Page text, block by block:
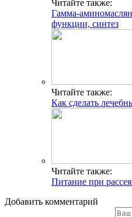
Читайте также:
Гамма-
функции, синтез
Читайте также:
Как сделать
Читайте также:
Питание при
Добавить комментарий